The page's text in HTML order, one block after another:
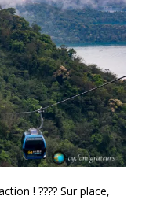
! ???? Sur place,